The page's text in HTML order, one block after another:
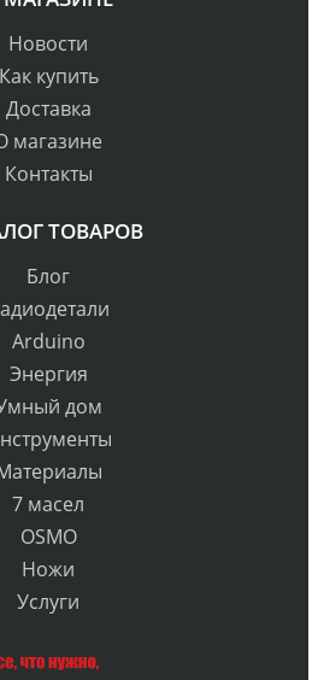
Новости
Как купить
Доставка
магазине
Контакты
ТОВАРОВ
Блог
Arduino
Энергия
дом
7 масел
OSMO
Ножи
Услуги